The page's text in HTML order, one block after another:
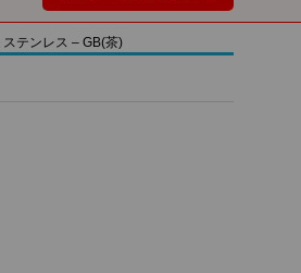
テンレス – GB(茶)